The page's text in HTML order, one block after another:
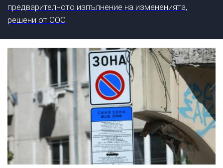
предварителното изпълнение на измененията,
решени от СОС